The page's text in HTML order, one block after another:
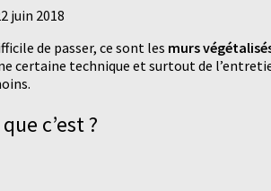
juin 2018
de passer, ce sont les murs
certaine technique et surtout de
c’est ?